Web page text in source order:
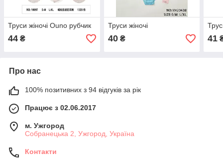
Труси жіночі Ouno рубчик
44 ₴
Труси жіночі
40₴ 41
Про нас
100% позитивних з 94 відгуків за рік
Працює з 02.06.2017
м. Ужгород
Собранецька 2, Ужгород, Україна
Контакти